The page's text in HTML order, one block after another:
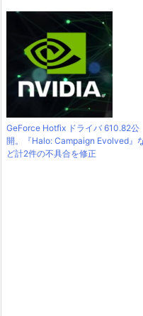
GeForce Hotfix ドライバ 610.82公
開。『Halo: Campaign Evolved』
ど計2件の不具合を修正